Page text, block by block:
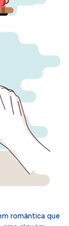
romântica que